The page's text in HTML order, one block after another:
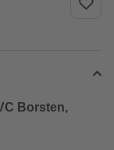
Borsten,